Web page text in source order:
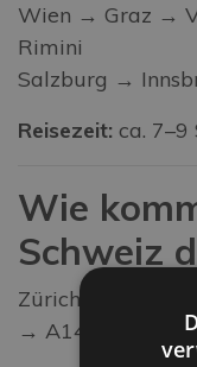
Wien → Graz →
Rimini
Salzburg →
Reisezeit: ca. 7–9
Wie
Schweiz
Zürich →
→ A14 → Rimini